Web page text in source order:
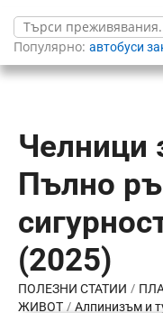
Популярно: автобуси
Челници
Пълно
(2025)
ПОЛЕЗНИ СТАТИИ /
ЖИВОТ / Алпинизъм и